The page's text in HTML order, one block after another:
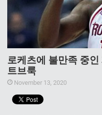
로케츠에 불만족 중
트브룩
November 13, 2020